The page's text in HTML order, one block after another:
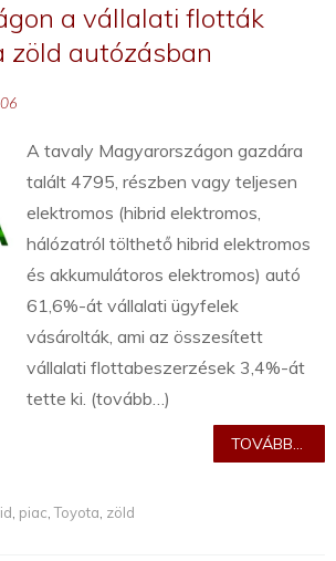
a vállalati flották
zöld autózásban
A tavaly Magyarországon gazdára
talált 4795, részben vagy teljesen
elektromos (hibrid elektromos,
hálózatról tölthető hibrid elektromos
és akkumulátoros elektromos) autó
61,6%-át vállalati ügyfelek
vásárolták, ami az összesített
vállalati flottabeszerzések 3,4%-át
tette ki. (tovább…)
TOVÁBB...
piac ,Toyota zöld